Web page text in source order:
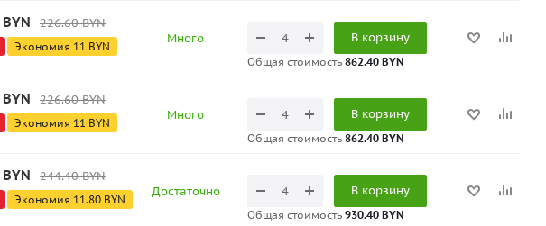
BYN 226.60BYN
Экономия 11 BYN
Много В корзину
Общая стоимость 862.40 BYN
BYN 226.60BYN
Экономия 11 BYN
Много В корзину
Общая стоимость 862.40 BYN
BYN 244.40BYN
Экономия 11.80 BYN
Достаточно В корзину
Общая стоимость 930.40 BYN